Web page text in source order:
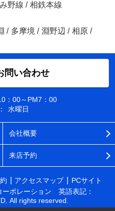
野線 / 相鉄本線
/ 多摩境 / 淵野辺 / 相原 /
問い合わせ
：00～PM7：00
水曜日
会社概要
来店予約
アクセスマップ
PCサイト
ポレーション 英語表記：
All rights reserved.